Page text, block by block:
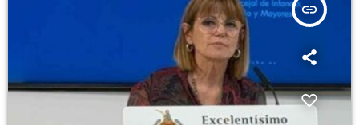
insert_link